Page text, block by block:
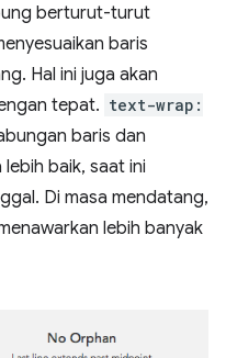
berturut-turut
baris
Hal ini juga akan
tepat. text-wrap:
baris dan
baik, saat ini
Di masa mendatang,
lebih banyak